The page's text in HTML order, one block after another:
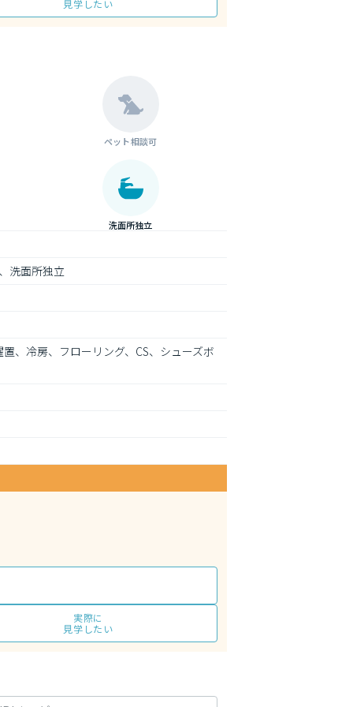
見学したい
ペット相談可
洗面所独立
洗面所独立
、冷房、フローリング、CS、シューズボ
実際に
見学したい